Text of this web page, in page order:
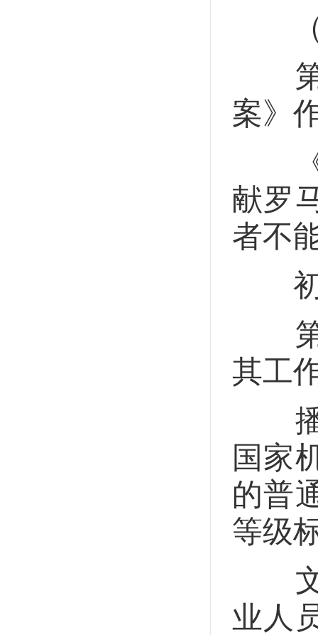
（
第
案》
《
献罗
者不
初
第
其工
播
国家
的普
等级
文
业人